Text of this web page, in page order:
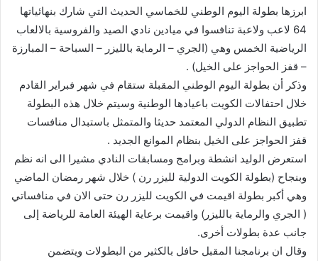
ابرزها بطولة اليوم الوطني للخماسي الحديث التي شارك بنهائياتها
64 لاعب ولاعبة تنافسوا في ميادين نادي الصيد والفروسية بالالعاب
الرياضية الخمس وهي (الجري – الرماية بالليزر – السباحة – المبارزة
– قفز الحواجز على الخيل) .
وذكر أن بطولة اليوم الوطني المقبلة ستقام في شهر فبراير القادم
خلال احتفالات الكويت باعيادها الوطنية وسيتم خلال هذه البطولة
تطبيق النظام الدولي المعتمد حديثا والمتمثل باستبدال منافسات
قفز الحواجز على الخيل بنظام الموانع الجديد .
استعرض الوليد انشطة وبرامج ومسابقات النادي مشيرا الى انه نظم
وبنجاح (بطولة الكويت الدولية لليزر رن ) خلال شهر رمضان الماضي
وهي أكبر بطولة اقيمت في الكويت لليزر رن حتى الان في منافساتي
( الجري والرماية بالليزر) واقيمت برعاية الهيئة العامة للرياضة إلى
جانب عدة بطولات أخرى.
وقال ان برنامجنا المقبل حافل بالكثير من البطولات ويتضمن